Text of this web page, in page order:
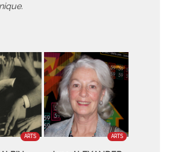
ARTS ARTS